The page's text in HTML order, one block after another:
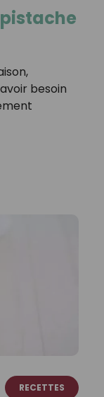
besoin
RECETTES